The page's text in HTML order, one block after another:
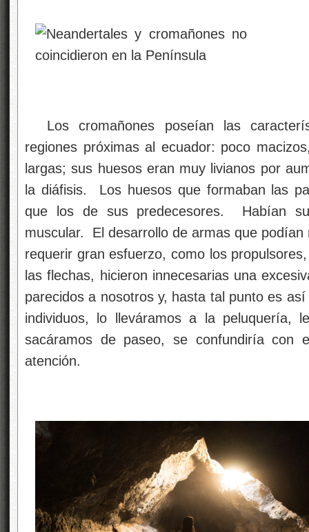
Los cromañones poseían las
regiones próximas al ecuador: poco
largas; sus huesos eran muy livianos por
la diáfisis. Los huesos que formaban las
que los de sus predecesores. Habían
muscular. El desarrollo de armas que
requerir gran esfuerzo, como los
las flechas, hicieron innecesarias una
parecidos a nosotros y, hasta tal punto es
individuos, lo lleváramos a la peluquería,
sacáramos de paseo, se confundiría
atención.